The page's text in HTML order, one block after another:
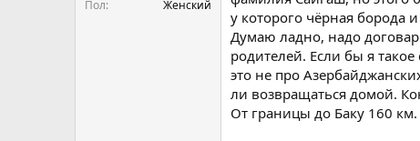
Пол
Женский
у которого чёрная борода
Думаю ладно, надо
родителей. Если бы я
это не про
ли возвращаться домой.
От границы до Баку 160 км.